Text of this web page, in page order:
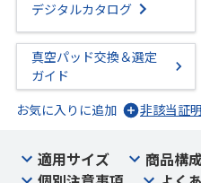
デジタルカタログ
真空パッド交換＆選定
ガイド
お気に入りに追加
非該当証
適用サイズ 商品構